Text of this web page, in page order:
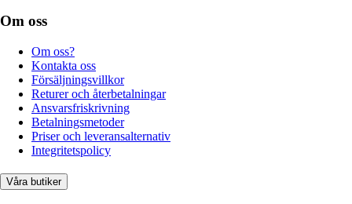
Om oss
Om oss?
Kontakta oss
Försäljningsvillkor
Returer och återbetalningar
Ansvarsfriskrivning
Betalningsmetoder
Priser och leveransalternativ
Integritetspolicy
Våra butiker